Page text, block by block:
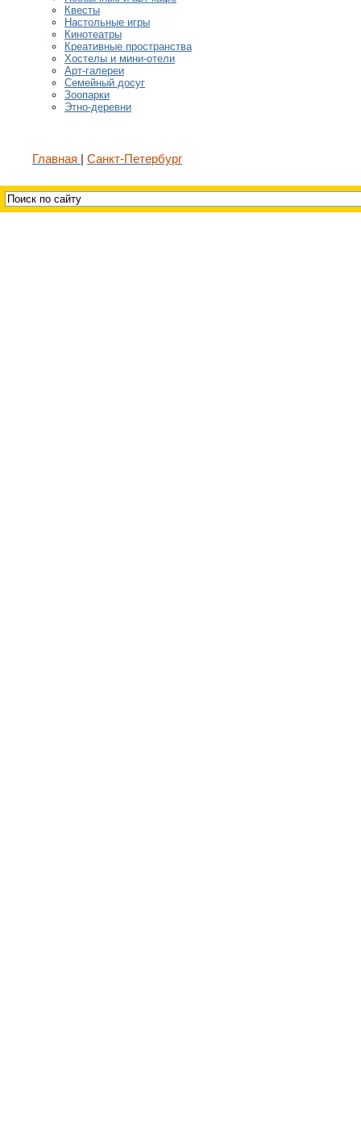
Квесты
Настольные игры
Кинотеатры
Креативные пространства
Хостелы и мини-отели
Арт-галереи
Семейный досуг
Зоопарки
Этно-деревни
Главная Санкт-Петербург